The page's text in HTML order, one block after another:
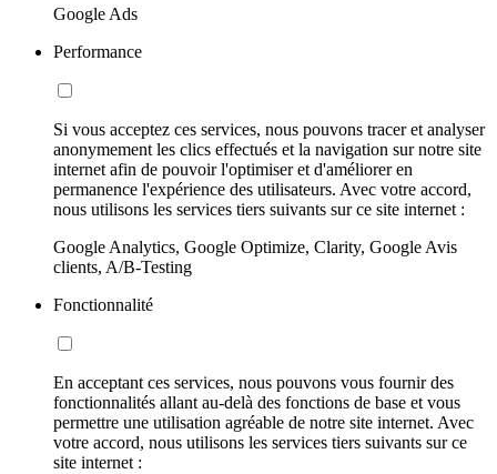
Google Ads
Performance
Si vous acceptez ces services, nous pouvons tracer et analyser
anonymement les clics effectués et la navigation sur notre site
internet afin de pouvoir l'optimiser et d'améliorer en
permanence l'expérience des utilisateurs. Avec votre accord,
nous utilisons les services tiers suivants sur ce site internet :
Google Analytics, Google Optimize, Clarity, Google Avis
clients, A/B-Testing
Fonctionnalité
En acceptant ces services, nous pouvons vous fournir des
fonctionnalités allant au-delà des fonctions de base et vous
permettre une utilisation agréable de notre site internet. Avec
votre accord, nous utilisons les services tiers suivants sur ce
site internet :